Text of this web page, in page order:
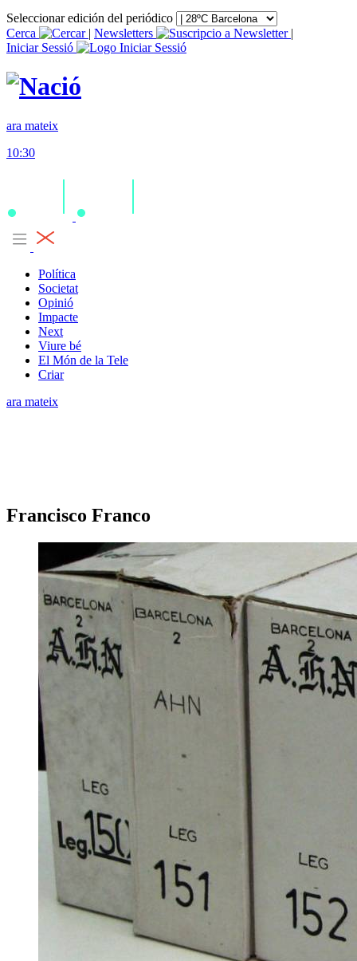
Seleccionar edición del periódico
Cerca
| Newsletters
|
Iniciar Sessió
ara mateix
10:30
Política
Societat
Opinió
Impacte
Next
Viure bé
El Món de la Tele
Criar
ara mateix
Francisco Franco